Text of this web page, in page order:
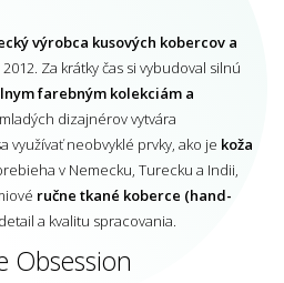
výrobca kusových kobercov a
2012. Za krátky čas si vybudoval silnú
farebným kolekciám a
mladých dizajnérov vytvára
neobvyklé prvky, ako je koža
v Nemecku, Turecku a Indii,
ručne tkané koberce (hand-
a kvalitu spracovania.
Obsession